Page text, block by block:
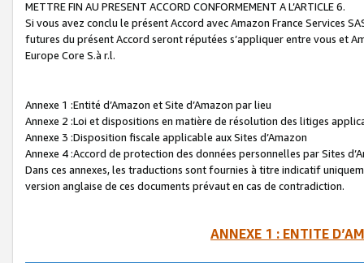
METTRE FIN AU PRESENT ACCORD CONFORMEMENT A L’ARTICLE 6.
Si vous avez conclu le présent Accord avec Amazon France Services
futures du présent Accord seront réputées s’appliquer entre vous et
Europe Core S.à r.l.
Annexe 1 :Entité d’Amazon et Site d’Amazon par lieu
Annexe 2 :Loi et dispositions en matière de résolution des litiges
Annexe 3 :Disposition fiscale applicable aux Sites d’Amazon
Annexe 4 :Accord de protection des données personnelles par Sites
Dans ces annexes, les traductions sont fournies à titre indicatif
version anglaise de ces documents prévaut en cas de contradiction.
ANNEXE 1 : ENTITE